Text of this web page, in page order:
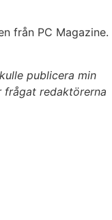
från PC Magazine.
publicera min
frågat redaktörerna